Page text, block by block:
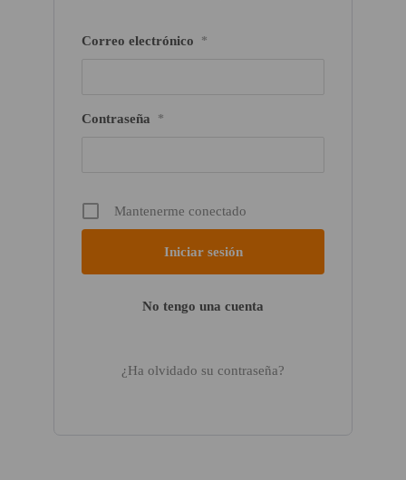
Correo electrónico *
Contraseña *
Mantenerme conectado
No tengo una cuenta
¿Ha olvidado su contraseña?